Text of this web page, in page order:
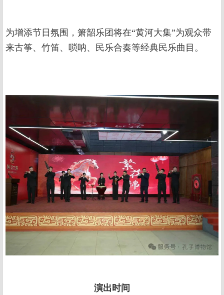
为增添节日氛围，箫韶乐团将在“黄河大集”为观众带
来古筝、竹笛、唢呐、民乐合奏等经典民乐曲目。
演出时间